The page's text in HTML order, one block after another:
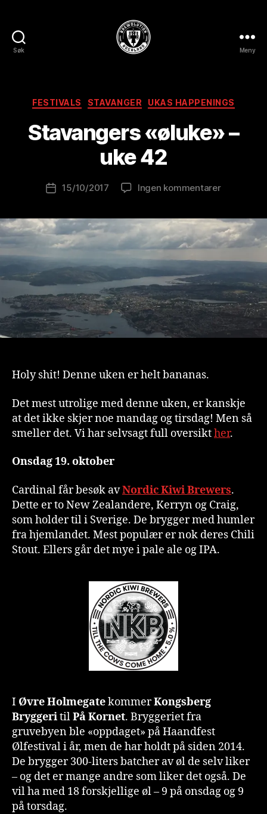
Søk Meny
Kategorier
FESTIVALS STAVANGER UKAS HAPPENINGS
Stavangers «øluke» –
uke 42
Innleggsforfatter
v
r
e
w
l
o
n
is
t
Publiseringsdato
15/10/2017 Ingen kommentarertil
–
uke
Holy shit! Denne uken er helt bananas.
Det mest utrolige med denne uken, er kanskje
at det ikke skjer noe mandag og tirsdag! Men så
smeller det. Vi har selvsagt full oversikther.
Onsdag 19. oktober
Cardinal får besøk avNordic Kiwi Brewers.
Dette er to New Zealandere, Kerryn og Craig,
som holder til i Sverige. De brygger med humler
fra hjemlandet. Mest populær er nok deres Chili
Stout. Ellers går det mye i pale ale og IPA.
I Øvre HolmegatekommerKongsberg
BryggeritilPå Kornet. Bryggeriet fra
gruvebyen ble «oppdaget» på Haandfest
Ølfestival i år, men de har holdt på siden 2014.
De brygger 300-liters batcher av øl de selv liker
– og det er mange andre som liker det også. De
vil ha med 18 forskjellige øl – 9 på onsdag og 9
på torsdag.